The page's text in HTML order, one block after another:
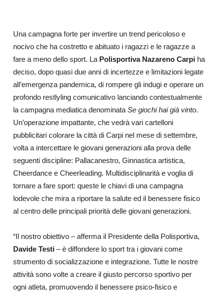
Una campagna forte per invertire un trend pericoloso e
nocivo che ha costretto e abituato i ragazzi e le ragazze a
fare a meno dello sport. La Polisportiva Nazareno Carpiha
deciso, dopo quasi due anni di incertezze e limitazioni legate
all’emergenza pandemica, di rompere gli indugi e operare un
profondo restlyling comunicativo lanciando contestualmente
la campagna mediatica denominata Se giochi hai già vinto.
Un’operazione impattante, che vedrà vari cartelloni
pubblicitari colorare la città di Carpi nel mese di settembre,
volta a intercettare le giovani generazioni alla prova delle
seguenti discipline: Pallacanestro, Ginnastica artistica,
Cheerdance e Cheerleading. Multidisciplinarità e voglia di
tornare a fare sport: queste le chiavi di una campagna
lodevole che mira a riportare la salute ed il benessere fisico
al centro delle principali priorità delle giovani generazioni.
“Il nostro obiettivo – afferma il Presidente della Polisportiva,
Davide Testi – è diffondere lo sport tra i giovani come
strumento di socializzazione e integrazione. Tutte le nostre
attività sono volte a creare il giusto percorso sportivo per
ogni atleta, promuovendo il benessere psico-fisico e